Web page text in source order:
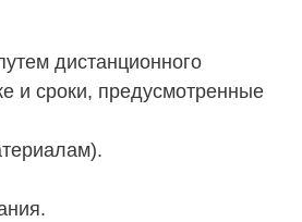
дистанционного
и сроки, предусмотренные